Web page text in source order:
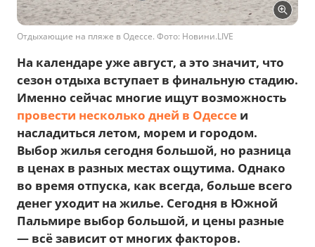
Отдыхающие на пляже в Одессе. Фото: Новини.LIVE
На календаре уже август, а это значит, что
сезон отдыха вступает в финальную стадию.
Именно сейчас многие ищут возможность
провести несколько дней в Одессе и
насладиться летом, морем и городом.
Выбор жилья сегодня большой, но разница
в ценах в разных местах ощутима. Однако
во время отпуска, как всегда, больше всего
денег уходит на жилье. Сегодня в Южной
Пальмире выбор большой, и цены разные
— всё зависит от многих факторов.